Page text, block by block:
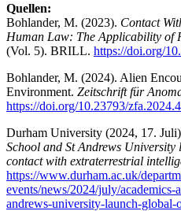
Quellen:
Bohlander, M. (2023). Contact
Human Law: The Applicability of
(Vol. 5). BRILL. https://doi.org/
Bohlander, M. (2024). Alien
Environment. Zeitschrift für
https://doi.org/10.23793/
Durham University (2024, 17.
School and St Andrews
contact with extraterrestrial
https://www.durham.ac.uk/
events/news/2024/july/
andrews-university-launch-global-